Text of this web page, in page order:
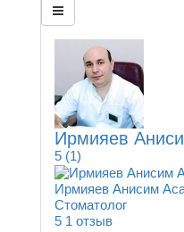
Ирмияев
5 (1)
Ирмияев Анисим
Стоматолог
5 1 отзыв